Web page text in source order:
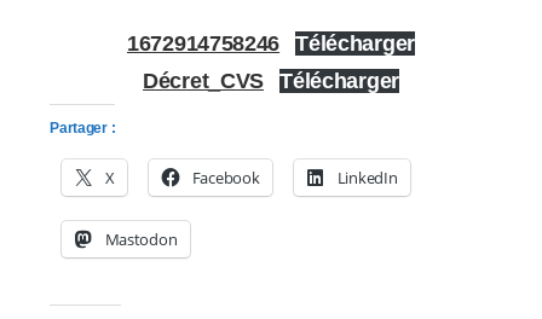
1672914758246
Télécharger
Décret_CVS
Télécharger
Partager :
X Facebook LinkedIn
Mastodon